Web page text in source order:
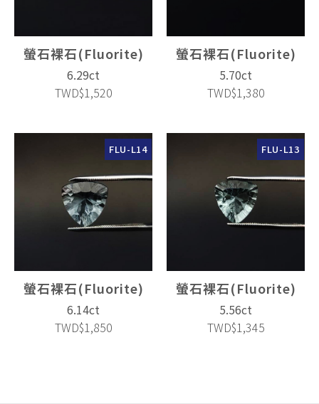
螢石裸石(Fluorite)
6.29ct
TWD$1,520
螢石裸石(Fluorite)
5.70ct
TWD$1,380
螢石裸石(Fluorite)
FLU-L14
6.14ct
TWD$1,850
螢石裸石(Fluorite)
FLU-L13
5.56ct
TWD$1,345